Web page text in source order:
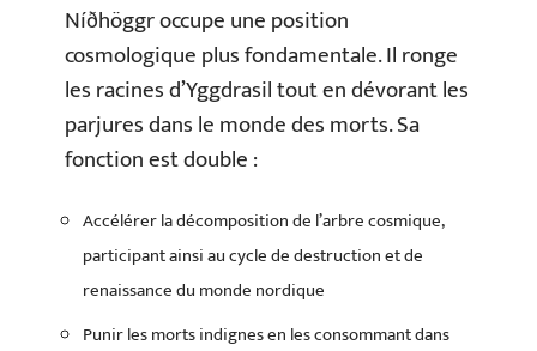
Níðhöggr occupe une position
cosmologique plus fondamentale. Il ronge
les racines d’Yggdrasil tout en dévorant les
parjures dans le monde des morts. Sa
fonction est double :
Accélérer la décomposition de l’arbre cosmique,
participant ainsi au cycle de destruction et de
renaissance du monde nordique
Punir les morts indignes en les consommant dans